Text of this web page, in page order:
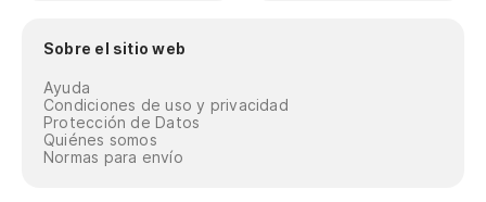
Sobre el sitio web
Ayuda
Condiciones de uso y privacidad
Protección de Datos
Quiénes somos
Normas para envío